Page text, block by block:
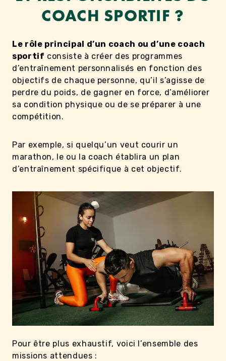
COACH SPORTIF ?
Le rôle principal d’un coach ou d’une coach
sportif consiste à créer des programmes
d’entraînement personnalisés en fonction des
objectifs de chaque personne, qu’il s’agisse de
perdre du poids, de gagner en force, d’améliorer
sa condition physique ou de se préparer à une
compétition.
Par exemple, si quelqu’un veut courir un
marathon, le ou la coach établira un plan
d’entraînement spécifique à cet objectif.
Pour être plus exhaustif, voici l’ensemble des
missions attendues :